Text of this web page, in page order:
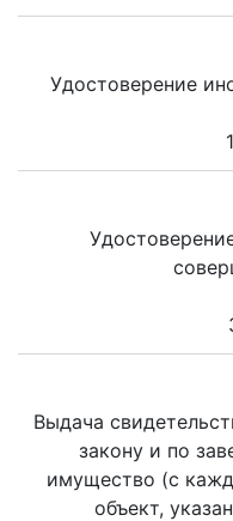
Удостоверение
Выдача
закону и по
имущество (с
объект,